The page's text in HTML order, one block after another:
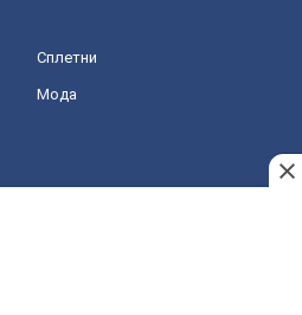
Сплетни
Мода